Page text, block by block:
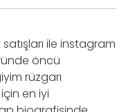
ile instagram
öncü
rüzgarı
en iyi